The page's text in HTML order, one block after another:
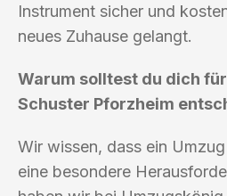
Instrument sicher und
neues Zuhause gelangt.
Warum solltest du dich
Schuster Pforzheim
Wir wissen, dass ein
eine besondere